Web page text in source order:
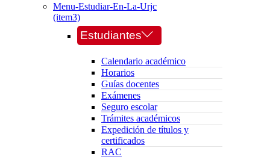
Menu-Estudiar-En-La-Urjc
(item3)
Estudiantes
Calendario académico
Horarios
Guías docentes
Exámenes
Seguro escolar
Trámites académicos
Expedición de títulos y
certificados
RAC